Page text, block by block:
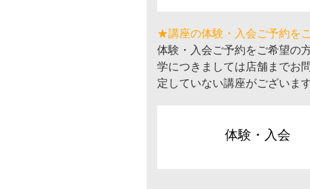
★講座の体験・入会ご予約を
体験・入会ご予約をご希望の
学につきましては店舗までお
定していない講座がございま
体験・入会